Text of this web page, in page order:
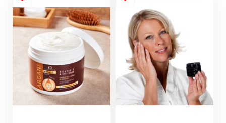
okamžite zabezpečuje
dlhodobý a spevňujúci
účinok. Súčasne
vyživuje pokožku a
chráni ju pred
dehydratáciou.
Upozorňujeme, že z
hygienických dôvodov
nie je možné vymeniť
riešenie na cesty aj
ako darček pre
všetkých milovníkov
zero waste. Všetko
ladené v jemných
farbách a prírodnom
štýle.